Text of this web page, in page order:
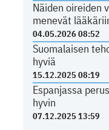
Näiden oireiden
menevät
04.05.2026 08:52
Suomalaisen
hyviä
15.12.2025 08:19
Espanjassa
hyvin
07.12.2025 13:59